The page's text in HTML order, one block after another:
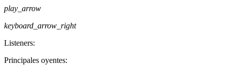
play_arrow
keyboard_arrow_right
Listeners:
Principales oyentes: